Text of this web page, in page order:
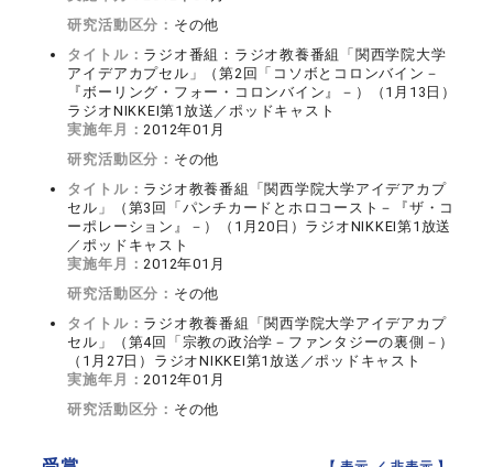
研究活動区分： その他
タイトル： ラジオ番組：ラジオ教養番組「関西学院大学
アイデアカプセル」（第2回「コソボとコロンバイン－
『ボーリング・フォー・コロンバイン』－）（1月13日）
ラジオNIKKEI第1放送／ポッドキャスト
実施年月： 2012年01月
研究活動区分： その他
タイトル： ラジオ教養番組「関西学院大学アイデアカプ
セル」（第3回「パンチカードとホロコースト－『ザ・コ
ーポレーション』－）（1月20日）ラジオNIKKEI第1放送
／ポッドキャスト
実施年月： 2012年01月
研究活動区分： その他
タイトル： ラジオ教養番組「関西学院大学アイデアカプ
セル」（第4回「宗教の政治学－ファンタジーの裏側－）
（1月27日）ラジオNIKKEI第1放送／ポッドキャスト
実施年月： 2012年01月
研究活動区分： その他